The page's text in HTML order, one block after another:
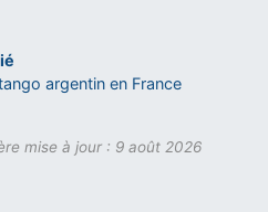
argentin en France
mise à jour : 9 août 2026